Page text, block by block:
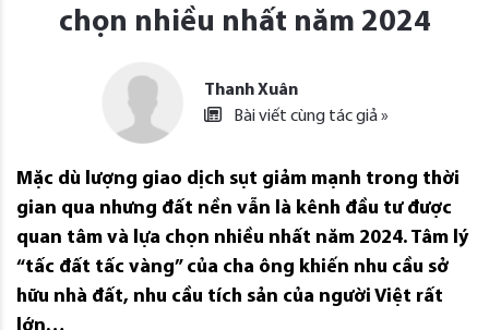
chọn nhiều nhất năm 2024
Thanh Xuân
Bài viết cùng tác giả »
Mặc dù lượng giao dịch sụt giảm mạnh trong thời
gian qua nhưng đất nền vẫn là kênh đầu tư được
quan tâm và lựa chọn nhiều nhất năm 2024. Tâm lý
“tấc đất tấc vàng” của cha ông khiến nhu cầu sở
hữu nhà đất, nhu cầu tích sản của người Việt rất